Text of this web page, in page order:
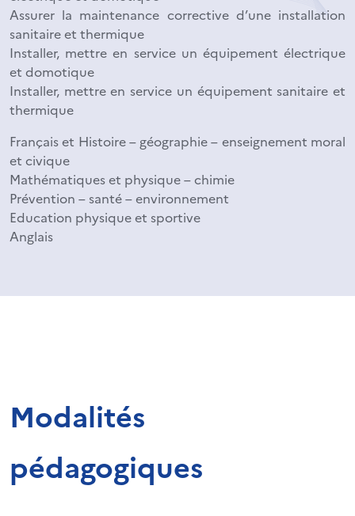
Assurer la maintenance corrective d’une installation
sanitaire et thermique
Installer, mettre en service un équipement électrique
et domotique
Installer, mettre en service un équipement sanitaire et
thermique
Français et Histoire – géographie – enseignement moral
et civique
Mathématiques et physique – chimie
Prévention – santé – environnement
Education physique et sportive
Anglais
Modalités
pédagogiques